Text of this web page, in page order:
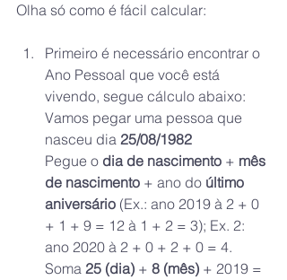
Olha só como é fácil calcular:
Primeiro é necessário encontrar o
Ano Pessoal que você está
vivendo, segue cálculo abaixo:
Vamos pegar uma pessoa que
nasceu dia 25/08/1982
Pegue o dia de nascimento + mês
de nascimento + ano do último
aniversário (Ex.: ano 2019 à 2 + 0
+ 1 + 9 = 12 à 1 + 2 = 3); Ex. 2:
ano 2020 à 2 + 0 + 2 + 0 = 4.
Soma 25 (dia) + 8 (mês) + 2019 =